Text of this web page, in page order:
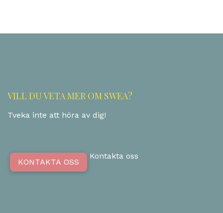
VILL DU VETA MER OM SWEA?
Tveka inte att höra av dig!
KONTAKTA OSS
Kontakta oss